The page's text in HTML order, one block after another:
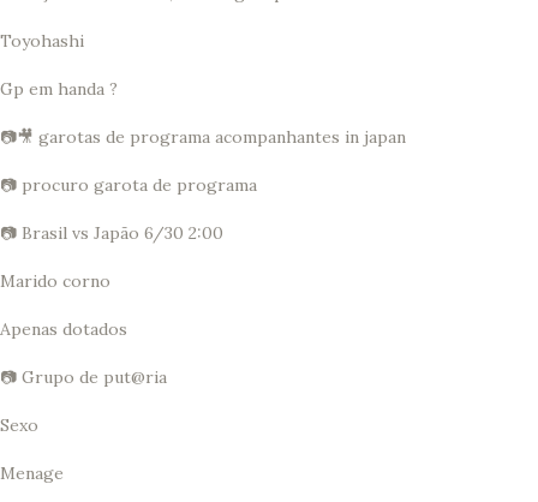
Toyohashi
Gp em handa ?
📷🎥 garotas de programa acompanhantes in japan
📷 procuro garota de programa
📷 Brasil vs Japão 6/30 2:00
Marido corno
Apenas dotados
📷 Grupo de put@ria
Sexo
Menage